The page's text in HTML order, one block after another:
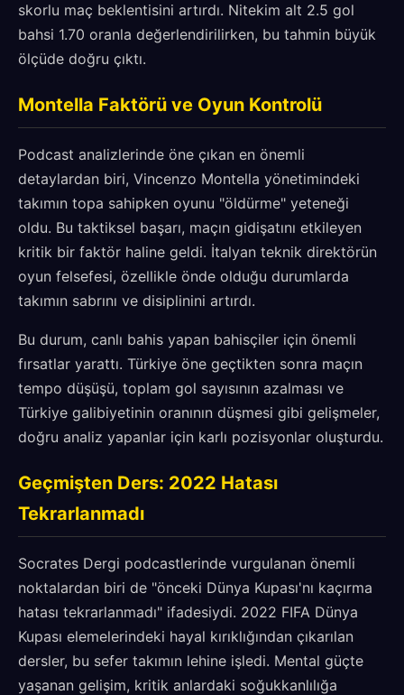
skorlu maç beklentisini artırdı. Nitekim alt 2.5 gol
bahsi 1.70 oranla değerlendirilirken, bu tahmin büyük
ölçüde doğru çıktı.
Montella Faktörü ve Oyun Kontrolü
Podcast analizlerinde öne çıkan en önemli
detaylardan biri, Vincenzo Montella yönetimindeki
takımın topa sahipken oyunu "öldürme" yeteneği
oldu. Bu taktiksel başarı, maçın gidişatını etkileyen
kritik bir faktör haline geldi. İtalyan teknik direktörün
oyun felsefesi, özellikle önde olduğu durumlarda
takımın sabrını ve disiplinini artırdı.
Bu durum, canlı bahis yapan bahisçiler için önemli
fırsatlar yarattı. Türkiye öne geçtikten sonra maçın
tempo düşüşü, toplam gol sayısının azalması ve
Türkiye galibiyetinin oranının düşmesi gibi gelişmeler,
doğru analiz yapanlar için karlı pozisyonlar oluşturdu.
Geçmişten Ders: 2022 Hatası
Tekrarlanmadı
Socrates Dergi podcastlerinde vurgulanan önemli
noktalardan biri de "önceki Dünya Kupası'nı kaçırma
hatası tekrarlanmadı" ifadesiydi. 2022 FIFA Dünya
Kupası elemelerindeki hayal kırıklığından çıkarılan
dersler, bu sefer takımın lehine işledi. Mental güçte
yaşanan gelişim, kritik anlardaki soğukkanlılığa